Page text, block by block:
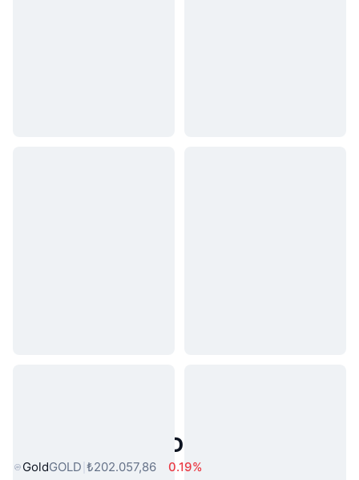
Popüler Gerçek Dünya Varlıkları
GoldGOLD ₺202.057,86 0.19%